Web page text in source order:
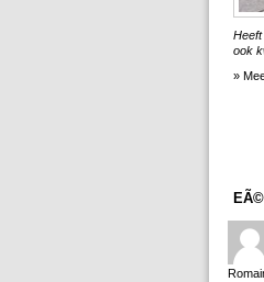
ook
»